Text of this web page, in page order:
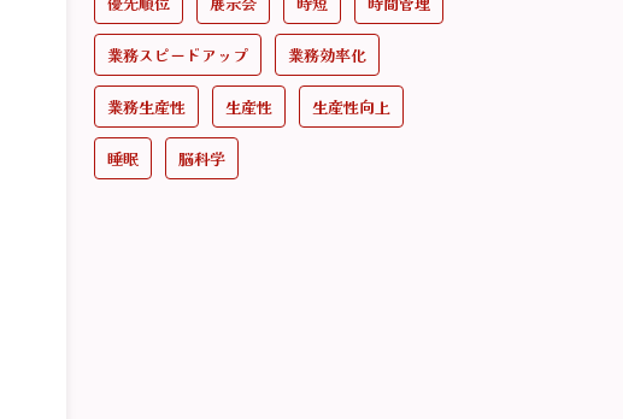
業務スピードアップ 業務効率化
業務生産性 生産性 生産性向上
睡眠 脳科学